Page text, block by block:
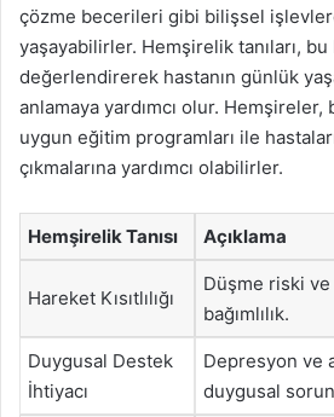
çözme becerileri gibi bilişsel
yaşayabilirler. Hemşirelik tanıları,
değerlendirerek hastanın günlük
anlamaya yardımcı olur.
uygun eğitim programları ile
çıkmalarına yardımcı olabilirler.
Hemşirelik Tanısı Açıklama
Hareket Kısıtlılığı
Düşme riski
bağımlılık.
Duygusal Destek
İhtiyacı
Depresyon ve
duygusal